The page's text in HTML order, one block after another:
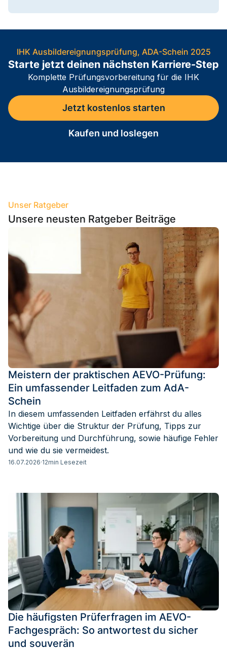
IHK Ausbildereignungsprüfung, ADA-Schein 2025
Starte jetzt deinen nächsten Karriere-Step
Komplette Prüfungsvorbereitung für die IHK
Ausbildereignungsprüfung
Jetzt kostenlos starten
Kaufen und loslegen
Unser Ratgeber
Unsere neusten Ratgeber Beiträge
Meistern der praktischen AEVO-Prüfung:
Ein umfassender Leitfaden zum AdA-
Schein
In diesem umfassenden Leitfaden erfährst du alles
Wichtige über die Struktur der Prüfung, Tipps zur
Vorbereitung und Durchführung, sowie häufige Fehler
und wie du sie vermeidest.
16.07.2026·12min Lesezeit
Die häufigsten Prüferfragen im AEVO-
Fachgespräch: So antwortest du sicher
und souverän